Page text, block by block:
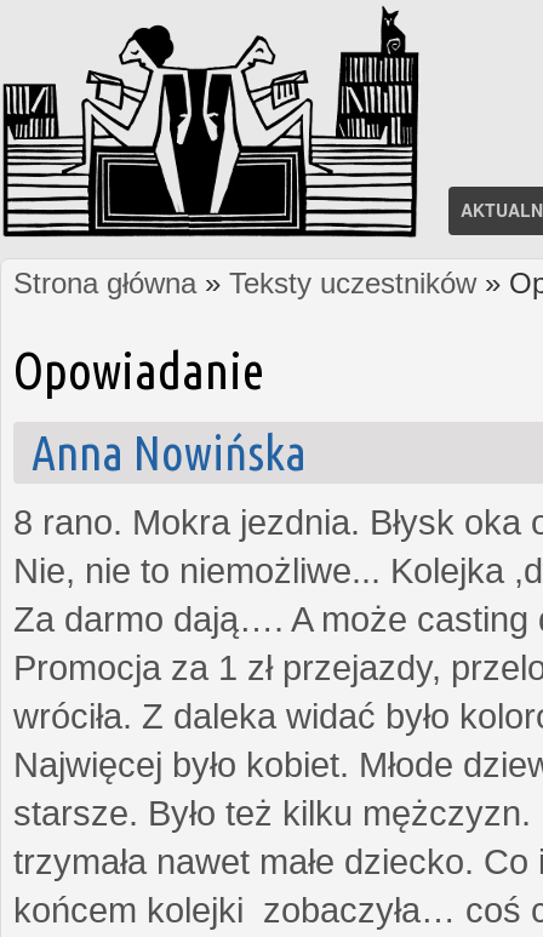
Jesteś tutaj
Strona główna» Teksty uczestników»
Opowiadanie
Anna Nowińska
8 rano. Mokra jezdnia. Błysk oka
Nie, nie to niemożliwe... Kolejka
Za darmo dają…. A może casting
Promocja za 1 zł przejazdy,
wróciła. Z daleka widać było
Najwięcej było kobiet. Młode
starsze. Było też kilku
trzymała nawet małe dziecko.
końcem kolejki zobaczyła… coś